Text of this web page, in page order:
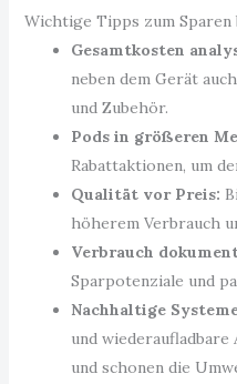
Wichtige Tipps zum
Gesamtkosten
neben dem Gerät
und Zubehör.
Pods in größeren
Rabattaktionen, um
Qualität vor Preis:
höherem Verbrauch
Verbrauch
Sparpotenziale und
Nachhaltige
und
und schonen die